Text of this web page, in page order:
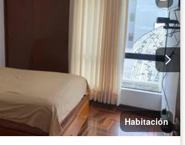
Habitación